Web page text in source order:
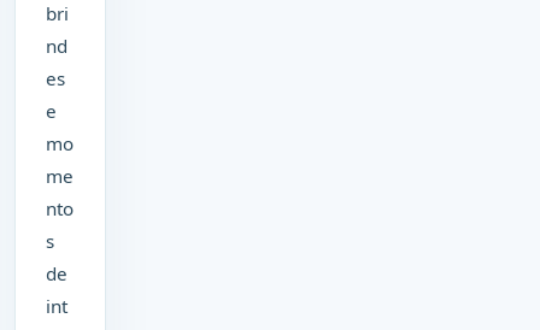
bri
nd
es
e
mo
me
nto
s
de
int